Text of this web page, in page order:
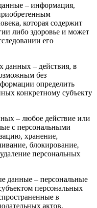
– информация,
которая содержит
либо здоровье и может
его
– действия, в
без
определить
конкретному субъекту
– любое действие или
с персональными
хранение,
блокирование,
персональных
данные – персональные
персональных
в
актов.